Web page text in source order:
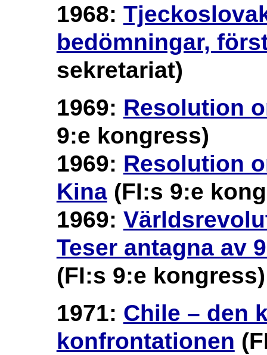
1968:
bedömningar,
sekretariat)
1969: Resolution
9:e kongress)
1969: Resolution
Kina(FI:s 9:e
1969:
Teser antagna av
(FI:s 9:e kongress)
1971: Chile – den
konfrontationen